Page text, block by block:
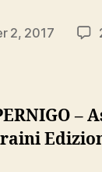
2, 2017
–